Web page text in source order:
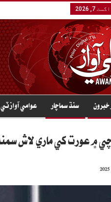
7, 2026
سنڌ سماچار عوامي آواز
۾ عورت کي ماري لاش سمنڊ